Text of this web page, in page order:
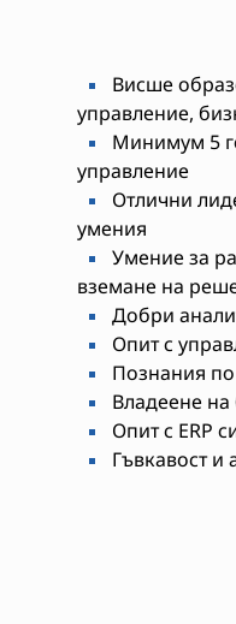
Висше
управление,
Минимум 5
управление
Отлични
умения
Умение за
вземане на
Добри
Опит с
Познания
Владеене на
Опит с ERP
Гъвкавост